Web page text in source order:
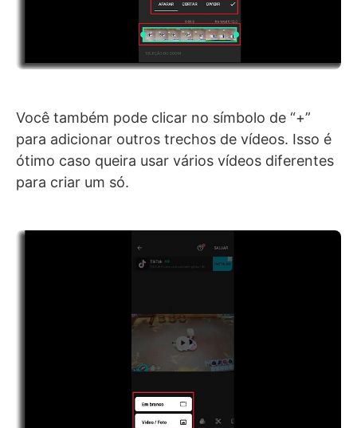
Você também pode clicar no símbolo de “+”
para adicionar outros trechos de vídeos. Isso é
ótimo caso queira usar vários vídeos diferentes
para criar um só.